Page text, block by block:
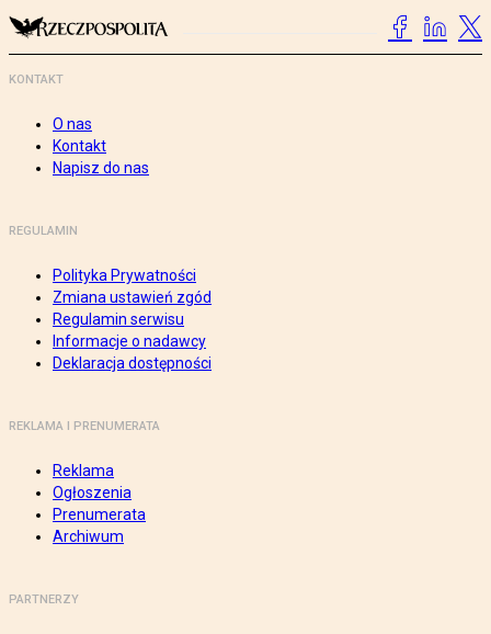
KONTAKT
O nas
Kontakt
Napisz do nas
REGULAMIN
Polityka Prywatności
Zmiana ustawień zgód
Regulamin serwisu
Informacje o nadawcy
Deklaracja dostępności
REKLAMA I PRENUMERATA
Reklama
Ogłoszenia
Prenumerata
Archiwum
PARTNERZY